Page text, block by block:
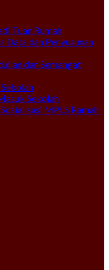
Tuan Rumah
Data dan Penyusunan
dan Semangat
Sekolah
MPLS Ramah